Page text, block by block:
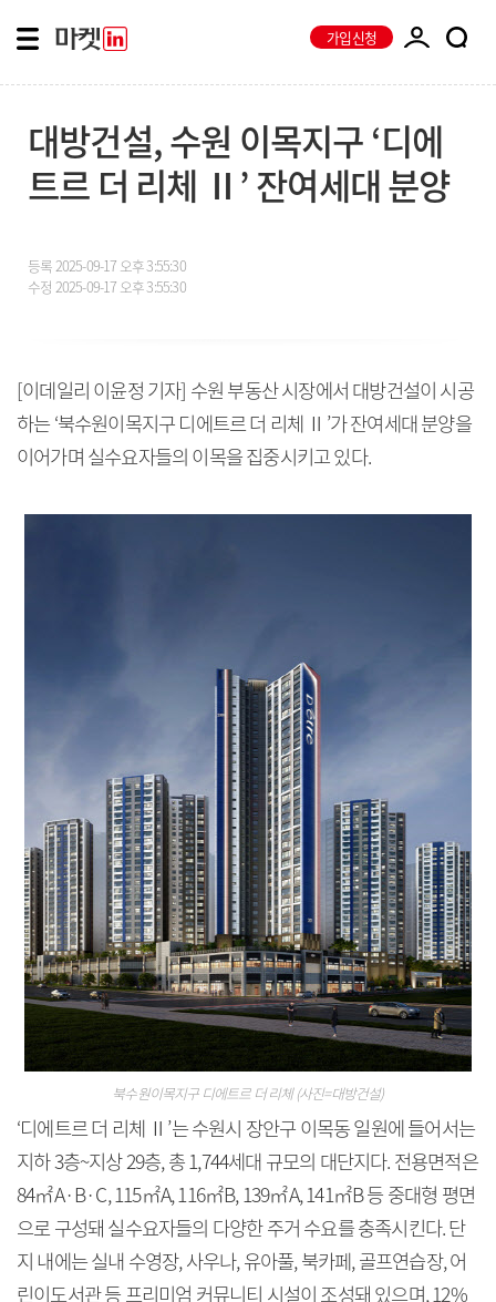
가입신청
대방건설, 수원 이목지구 ‘디에
트르 더 리체 Ⅱ’ 잔여세대 분양
등록2025-09-17 오후 3:55:30
수정 2025-09-17 오후 3:55:30
[이데일리 이윤정 기자] 수원 부동산 시장에서 대방건설이 시공
하는 ‘북수원이목지구 디에트르 더 리체 Ⅱ’가 잔여세대 분양을
이어가며 실수요자들의 이목을 집중시키고 있다.
북수원이목지구 디에트르 더 리체 (사진=대방건설)
‘디에트르 더 리체 Ⅱ’는 수원시 장안구 이목동 일원에 들어서는
지하 3층~지상 29층, 총 1,744세대 규모의 대단지다. 전용면적은
84㎡A·B·C, 115㎡A, 116㎡B, 139㎡A, 141㎡B 등 중대형 평면
으로 구성돼 실수요자들의 다양한 주거 수요를 충족시킨다. 단
지 내에는 실내 수영장, 사우나, 유아풀, 북카페, 골프연습장, 어
린이도서관 등 프리미엄 커뮤니티 시설이 조성돼 있으며, 12%